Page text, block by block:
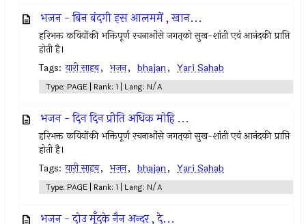
भजन - बिन बंदगी इस आलममें , खान...
हरिभक्त कवियोंकी भक्तिपूर्ण रचनाओंसे जगत्‌को सुख-शांती एवं आनंदकी प्राप्ति
होती है।
Tags: यारी साहब, भजन, bhajan, Yari Sahab
Type: PAGE | Rank: 1 | Lang: N/A
भजन - दिन दिन प्रीति अधिक मोहि ...
हरिभक्त कवियोंकी भक्तिपूर्ण रचनाओंसे जगत्‌को सुख-शांती एवं आनंदकी प्राप्ति
होती है।
Tags: यारी साहब, भजन, bhajan, Yari Sahab
Type: PAGE | Rank: 1 | Lang: N/A
भजन - दोउ मूँदके नैन अन्दर , दे...